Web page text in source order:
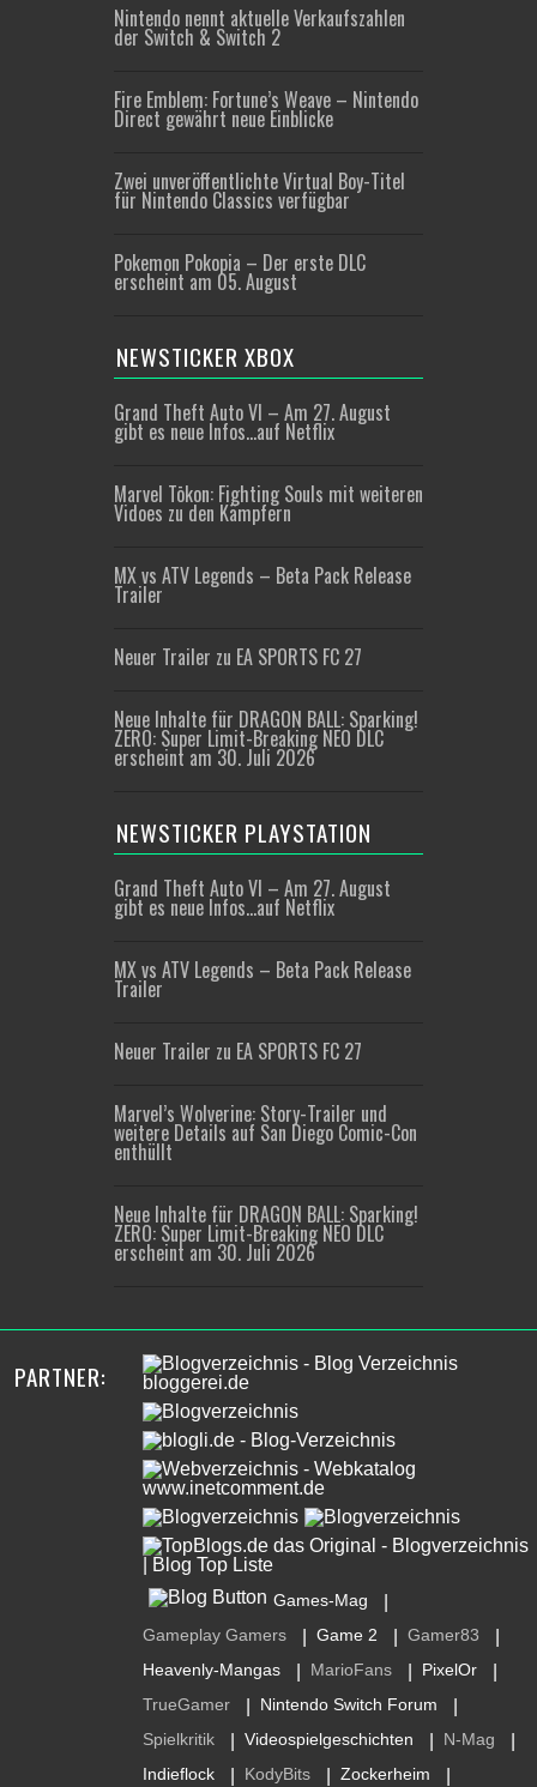
Nintendo nennt aktuelle Verkaufszahlen
der Switch & Switch 2
Fire Emblem: Fortune’s Weave – Nintendo
Direct gewährt neue Einblicke
Zwei unveröffentlichte Virtual Boy-Titel
für Nintendo Classics verfügbar
Pokemon Pokopia – Der erste DLC
erscheint am 05. August
NEWSTICKER XBOX
Grand Theft Auto VI – Am 27. August
gibt es neue Infos…auf Netflix
Marvel Tōkon: Fighting Souls mit weiteren
Vidoes zu den Kämpfern
MX vs ATV Legends – Beta Pack Release
Trailer
Neuer Trailer zu EA SPORTS FC 27
Neue Inhalte für DRAGON BALL: Sparking!
ZERO: Super Limit-Breaking NEO DLC
erscheint am 30. Juli 2026
NEWSTICKER PLAYSTATION
Grand Theft Auto VI – Am 27. August
gibt es neue Infos…auf Netflix
MX vs ATV Legends – Beta Pack Release
Trailer
Neuer Trailer zu EA SPORTS FC 27
Marvel’s Wolverine: Story-Trailer und
weitere Details auf San Diego Comic-Con
enthüllt
Neue Inhalte für DRAGON BALL: Sparking!
ZERO: Super Limit-Breaking NEO DLC
erscheint am 30. Juli 2026
PARTNER:
Games-Mag
Gameplay Gamers Game 2 Gamer83
Heavenly-Mangas MarioFans PixelOr
TrueGamer Nintendo Switch Forum
Spielkritik Videospielgeschichten N-Mag
Indieflock KodyBits Zockerheim